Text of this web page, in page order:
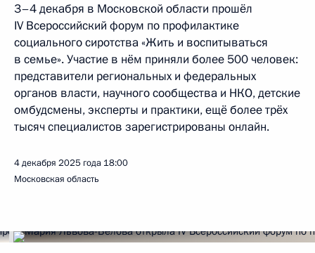
3–4 декабря в Московской области прошёл
IV Всероссийский форум по профилактике
социального сиротства «Жить и воспитываться
в семье». Участие в нём приняли более 500 человек:
представители региональных и федеральных
органов власти, научного сообщества и НКО, детские
омбудсмены, эксперты и практики, ещё более трёх
тысяч специалистов зарегистрированы онлайн.
4 декабря 2025 года 18:00
Московская область